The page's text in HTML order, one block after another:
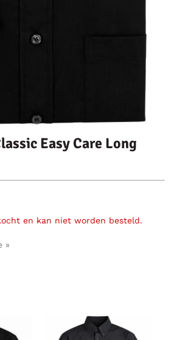
Easy Care Long
en kan niet worden besteld.
»